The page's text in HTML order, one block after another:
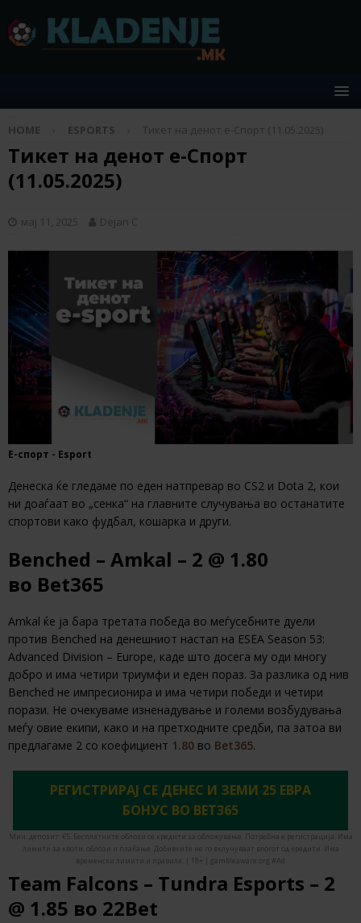
HOME ESPORTS Тикет на денот е-Спорт (11.05.2025)
Тикет на денот е-Спорт
(11.05.2025)
мај 11, 2025 Dejan C
Е-спорт - Esport
Денеска ќе гледаме по еден натпревар во CS2 и Dota 2, кои
ни доаѓаат во „сенка“ на главните случувања во останатите
спортови како фудбал, кошарка и други.
Benched – Amkal – 2 @ 1.80
во Bet365
Amkal ќе ја бара третата победа во меѓусебните дуели
против Benched на денешниот настап на ESEA Season 53:
Advanced Division – Europe, каде што досега му оди многу
добро и има четири триумфи и еден пораз. За разлика од нив
Benched не импресионира и има четири победи и четири
порази. Не очекуваме изненадување и големи возбудувања
меѓу овие екипи, како и на претходните средби, па затоа ви
предлагаме 2 со коефициент 1.80 во Bet365.
РЕГИСТРИРАЈ СЕ ДЕНЕС И ЗЕМИ 25 ЕВРА
БОНУС ВО BET365
Мин. депозит: €5. Бесплатните облози се кредити за обложување. Потребна е регистрација. Има
лимити за квоти, облози и плаќање. Добивките не го вклучуваат влогот од кредити. Има
временски лимити и правила. | 18+ | gambleaware.org #Ad
Team Falcons – Tundra Esports – 2
@ 1.85 во 22Bet